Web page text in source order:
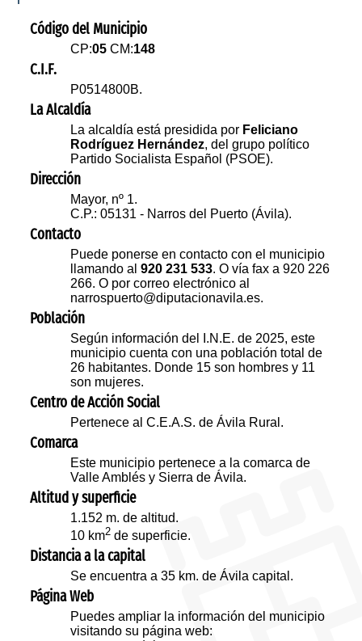
Código del Municipio
CP:05 CM:148
C.I.F.
P0514800B.
La Alcaldía
La alcaldía está presidida por Feliciano
Rodríguez Hernández, del grupo político
Partido Socialista Español (PSOE).
Dirección
Mayor, nº 1.
C.P.: 05131 - Narros del Puerto (Ávila).
Contacto
Puede ponerse en contacto con el municipio
llamando al920 231 533. O vía fax a 920 226
266. O por correo electrónico al
narrospuerto@diputacionavila.es.
Población
Según información del I.N.E. de 2025, este
municipio cuenta con una población total de
26 habitantes. Donde 15 son hombres y 11
son mujeres.
Centro de Acción Social
Pertenece al C.E.A.S. de Ávila Rural.
Comarca
Este municipio pertenece a la comarca de
Valle Amblés y Sierra de Ávila.
Altitud y superficie
1.152 m. de altitud.
10 km2 de superficie.
Distancia a la capital
Se encuentra a 35 km. de Ávila capital.
Página Web
Puedes ampliar la información del municipio
visitando su página web: